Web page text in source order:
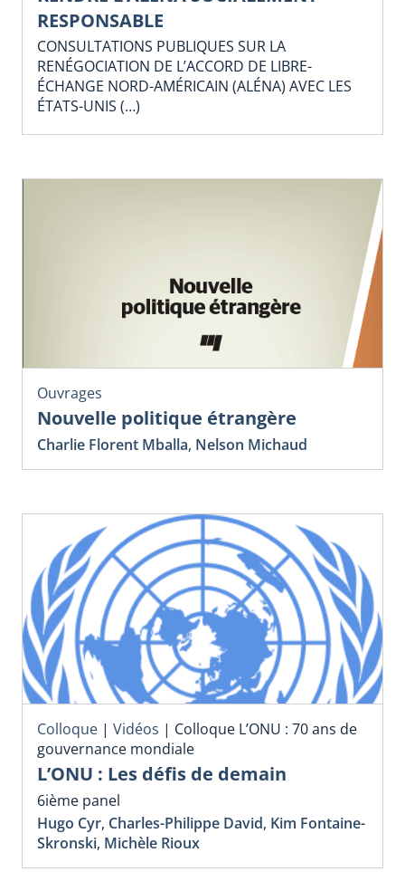
RESPONSABLE
CONSULTATIONS PUBLIQUES SUR LA
RENÉGOCIATION DE L’ACCORD DE LIBRE-
ÉCHANGE NORD-AMÉRICAIN (ALÉNA) AVEC LES
ÉTATS-UNIS (…)
Ouvrages
Nouvelle politique étrangère
Charlie Florent Mballa, Nelson Michaud
Colloque | Vidéos | Colloque L’ONU : 70 ans de
gouvernance mondiale
L’ONU : Les défis de demain
6ième panel
Hugo Cyr, Charles-Philippe David, Kim Fontaine-
Skronski, Michèle Rioux